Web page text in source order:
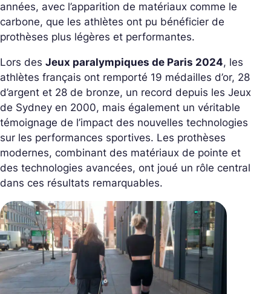
années, avec l’apparition de matériaux comme le
carbone, que les athlètes ont pu bénéficier de
prothèses plus légères et performantes.
Lors des Jeux paralympiques de Paris 2024, les
athlètes français ont remporté 19 médailles d’or, 28
d’argent et 28 de bronze, un record depuis les Jeux
de Sydney en 2000, mais également un véritable
témoignage de l’impact des nouvelles technologies
sur les performances sportives. Les prothèses
modernes, combinant des matériaux de pointe et
des technologies avancées, ont joué un rôle central
dans ces résultats remarquables.